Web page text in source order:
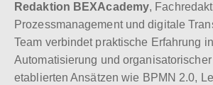
Redaktion BEXAcademy,
Prozessmanagement und digitale
Team verbindet praktische Erfahrung
Automatisierung und
etablierten Ansätzen wie BPMN 2.0,